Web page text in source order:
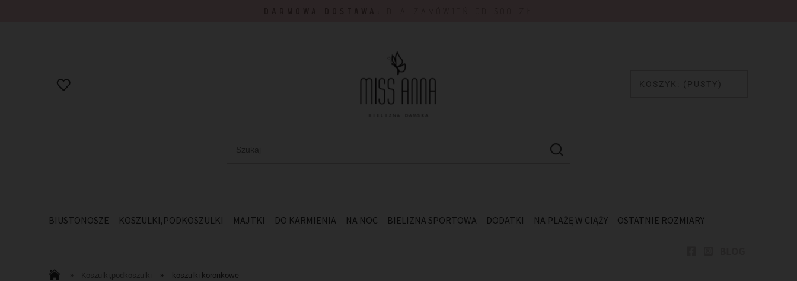
KOSZYK: (PUSTY)
BIUSTONOSZE KOSZULKI,PODKOSZULKI MAJTKI DO KARMIENIA NA NOC BIELIZNA SPORTOWA DODATKI NA PLAŻĘ W CIĄŻY OSTATNIE ROZMIARY
Koszulki,podkoszulki » koszulki koronkowe